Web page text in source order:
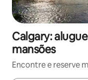
Calgary:
mansões
Encontre e reserve